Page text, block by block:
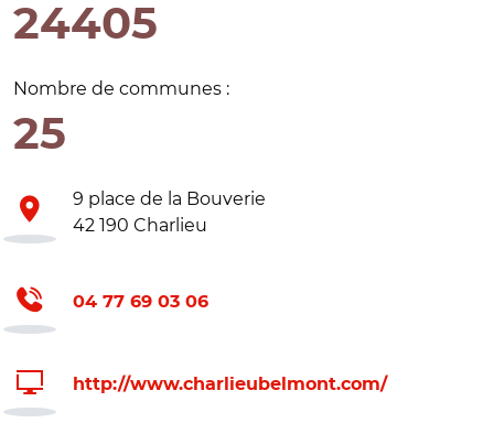
24405
Nombre de communes :
25
9 place de la Bouverie
42 190 Charlieu
04 77 69 03 06
http://www.charlieubelmont.com/